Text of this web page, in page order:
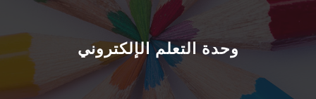
عن الكلية
القطاعات
الأقسام
وحدة التعلم الإلكتروني